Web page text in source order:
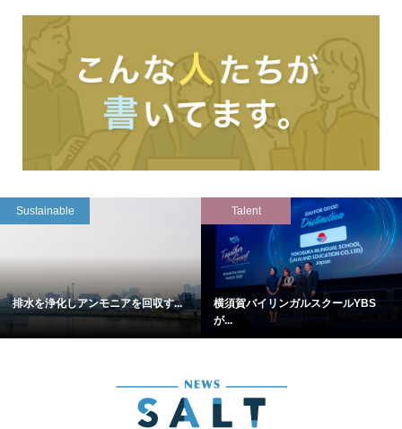
Sustainable
排水を浄化しアンモニアを回収す...
Talent
横須賀バイリンガルスクールYBS
が...